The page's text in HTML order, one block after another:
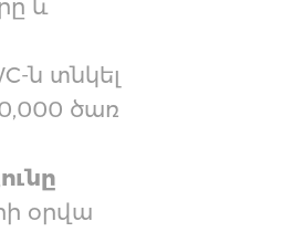
և
ն տնկել
ծառ
օրվա